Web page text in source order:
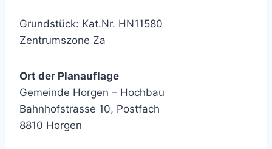
Grundstück: Kat.Nr. HN11580
Zentrumszone Za
Ort der Planauflage
Gemeinde Horgen – Hochbau
Bahnhofstrasse 10, Postfach
8810 Horgen